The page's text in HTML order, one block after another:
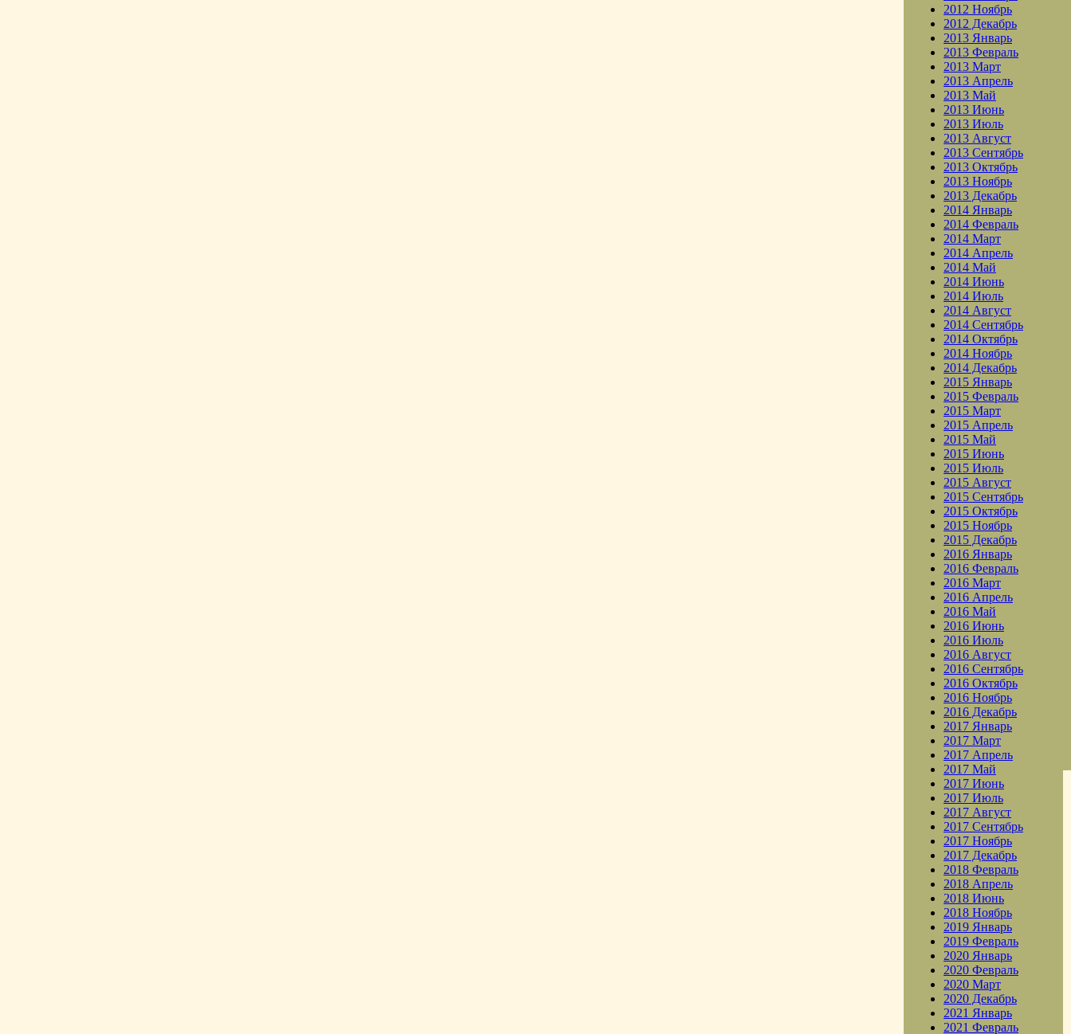
2012 Ноябрь
2012 Декабрь
2013 Январь
2013 Февраль
2013 Март
2013 Апрель
2013 Май
2013 Июнь
2013 Июль
2013 Август
2013 Сентябрь
2013 Октябрь
2013 Ноябрь
2013 Декабрь
2014 Январь
2014 Февраль
2014 Март
2014 Апрель
2014 Май
2014 Июнь
2014 Июль
2014 Август
2014 Сентябрь
2014 Октябрь
2014 Ноябрь
2014 Декабрь
2015 Январь
2015 Февраль
2015 Март
2015 Апрель
2015 Май
2015 Июнь
2015 Июль
2015 Август
2015 Сентябрь
2015 Октябрь
2015 Ноябрь
2015 Декабрь
2016 Январь
2016 Февраль
2016 Март
2016 Апрель
2016 Май
2016 Июнь
2016 Июль
2016 Август
2016 Сентябрь
2016 Октябрь
2016 Ноябрь
2016 Декабрь
2017 Январь
2017 Март
2017 Апрель
2017 Май
2017 Июнь
2017 Июль
2017 Август
2017 Сентябрь
2017 Ноябрь
2017 Декабрь
2018 Февраль
2018 Апрель
2018 Июнь
2018 Ноябрь
2019 Январь
2019 Февраль
2020 Январь
2020 Февраль
2020 Март
2020 Декабрь
2021 Январь
2021 Февраль